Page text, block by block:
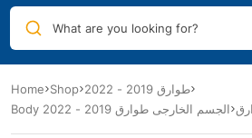
What are you looking for?
Home Shop
طوارق 2019 - 2022
Body الجسم الخارجى طوارق 2019 - 2022